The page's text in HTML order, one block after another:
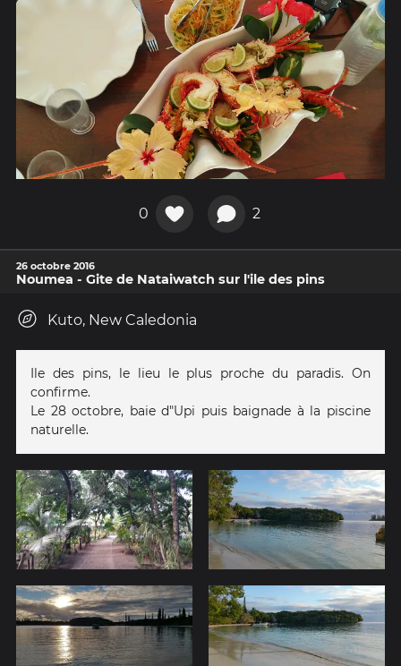
0 2
26 octobre 2016
Noumea - Gite de Nataiwatch sur l'ile des pins
Kuto, New Caledonia
Ile des pins, le lieu le plus proche du paradis. On
confirme.
Le 28 octobre, baie d"Upi puis baignade à la piscine
naturelle.